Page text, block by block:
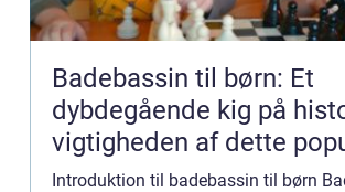
Badebassin til børn: Et
dybdegående kig på
vigtigheden af dette
tilbehør
Introduktion til badebassin til børn